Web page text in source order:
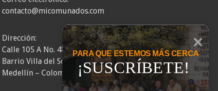
contacto@micomunados.com
Dirección:
Calle 105 A No. 48AA – 58
Barrio Villa del Socorro
Medellín – Colombia
PARA QUE ESTEMOS MÁS CERCA
¡SUSCRÍBETE!